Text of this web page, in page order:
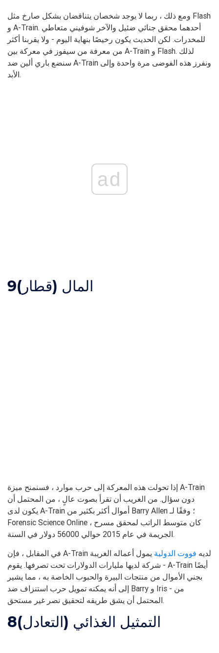
ومع ذلك ، ربما لا يوجد شخصان يتناقضان بشكل صارخ مثل Flash
و A-Train. أحدهما محقق جنائي ضئيل والآخر شوفيني متعاطي
للمخدرات. لكن الحديث يكون رخيصًا بنهاية اليوم - ولا يقربنا أكثر
من معرفة من سيفوز في معركة بين A-Train و Flash. لذلك
سنضع باري ألين ضد A-Train ونفرز هذه الفوضى مرة واحدة وإلى
الأبد.
ad
9المال (قطار)
إذا تحولت هذه المعركة إلى حرب موارد ، فسنمنح ميزة A-Train
دون سؤال. من الغريب أن تقرأ بصوت عالٍ ، من المحتمل أن
يكون لدى A-Train أموال أكثر بكثير من Barry Allen ؛ وفقًا لـ
Forensic Science Online ، كان متوسط ​​الراتب لمحقق مسرح
الجريمة في عام 2015 حوالي 56000 دولار في السنة.
في المقابل ، فإن A-Train لديه فووت الدولية يمول أعماله الغريبة
- شركة لديها مليارات الدولارات تحت تصرفها. يقوم A-Train أيضًا
بجني الأموال من منتجات البيرة والحبوب الخاصة به ، مما يشير
إلى أنه يمكنه تمويل حرب استنزاف ضد Barry و Iris - من
المحتمل أن يشق طريقه لتحقيق نصر غير مستحق.
8التمثيل الغذائي (التعادل)